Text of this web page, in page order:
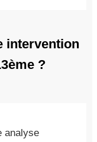
intervention
?
analyse